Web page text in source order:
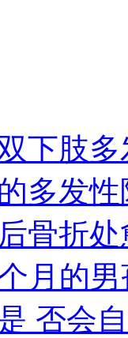
下肢
多发
骨折
月的
否会